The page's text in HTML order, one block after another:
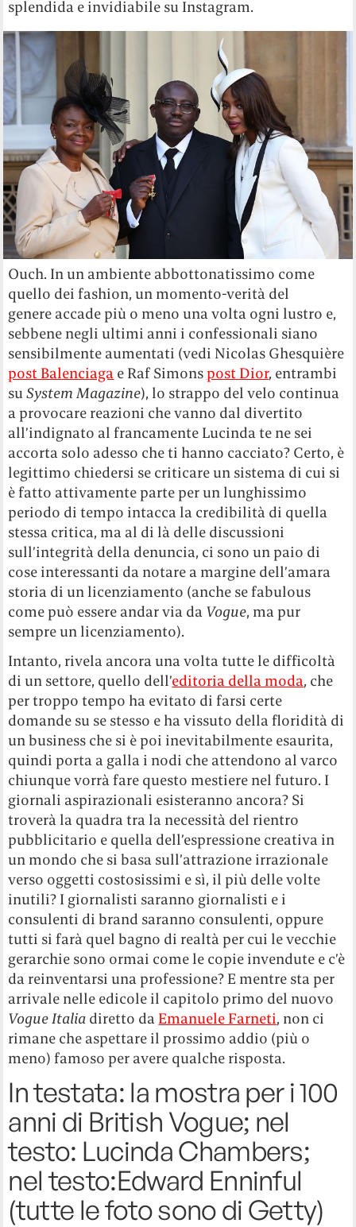
splendida e invidiabile su Instagram.
Ouch. In un ambiente abbottonatissimo come
quello dei fashion, un momento-verità del
genere accade più o meno una volta ogni lustro e,
sebbene negli ultimi anni i confessionali siano
sensibilmente aumentati (vedi Nicolas Ghesquière
post Balenciaga e Raf Simonspost Dior, entrambi
suSystem Magazine), lo strappo del velo continua
a provocare reazioni che vanno dal divertito
all’indignato al francamente Lucinda te ne sei
accorta solo adesso che ti hanno cacciato? Certo, è
legittimo chiedersi se criticare un sistema di cui si
è fatto attivamente parte per un lunghissimo
periodo di tempo intacca la credibilità di quella
stessa critica, ma al di là delle discussioni
sull’integrità della denuncia, ci sono un paio di
cose interessanti da notare a margine dell’amara
storia di un licenziamento (anche se fabulous
come può essere andar via da Vogue, ma pur
sempre un licenziamento).
Intanto, rivela ancora una volta tutte le difficoltà
di un settore, quello dell’editoria della moda, che
per troppo tempo ha evitato di farsi certe
domande su se stesso e ha vissuto della floridità di
un business che si è poi inevitabilmente esaurita,
quindi porta a galla i nodi che attendono al varco
chiunque vorrà fare questo mestiere nel futuro. I
giornali aspirazionali esisteranno ancora? Si
troverà la quadra tra la necessità del rientro
pubblicitario e quella dell’espressione creativa in
un mondo che si basa sull’attrazione irrazionale
verso oggetti costosissimi e sì, il più delle volte
inutili? I giornalisti saranno giornalisti e i
consulenti di brand saranno consulenti, oppure
tutti si farà quel bagno di realtà per cui le vecchie
gerarchie sono ormai come le copie invendute e c’è
da reinventarsi una professione? E mentre sta per
arrivale nelle edicole il capitolo primo del nuovo
Vogue Italia diretto da Emanuele Farneti, non ci
rimane che aspettare il prossimo addio (più o
meno) famoso per avere qualche risposta.
In testata: la mostra per i 100
anni di British Vogue; nel
testo: Lucinda Chambers;
nel testo:Edward Enninful
(tutte le foto sono di Getty)